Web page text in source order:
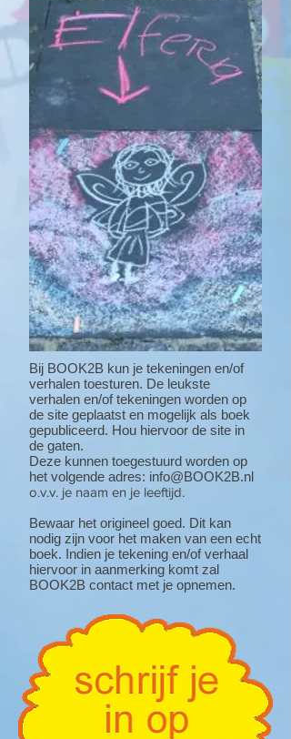
Bij BOOK2B kun je tekeningen en/of
verhalen toesturen. De leukste
verhalen en/of tekeningen worden op
de site geplaatst en mogelijk als boek
gepubliceerd. Hou hiervoor de site in
de gaten.
Deze kunnen toegestuurd worden op
het volgende adres: info@BOOK2B.nl
o.v.v. je naam en je leeftijd.
Bewaar het origineel goed. Dit kan
nodig zijn voor het maken van een echt
boek. Indien je tekening en/of verhaal
hiervoor in aanmerking komt zal
BOOK2B contact met je opnemen.